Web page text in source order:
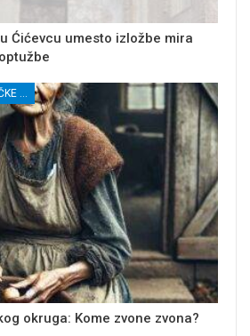
Ćićevcu umesto izložbe mira
JAČANJE DOPISNIČKE MREŽE NEZAVISNIH MEDIJA U RASINSKOM OKRUGU
okruga: Kome zvone zvona?